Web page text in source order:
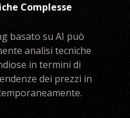
Complesse
basato su AI può
analisi tecniche
in termini di
dei prezzi in